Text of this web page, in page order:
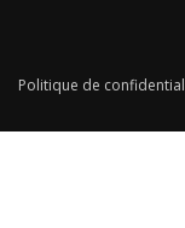
Politique de